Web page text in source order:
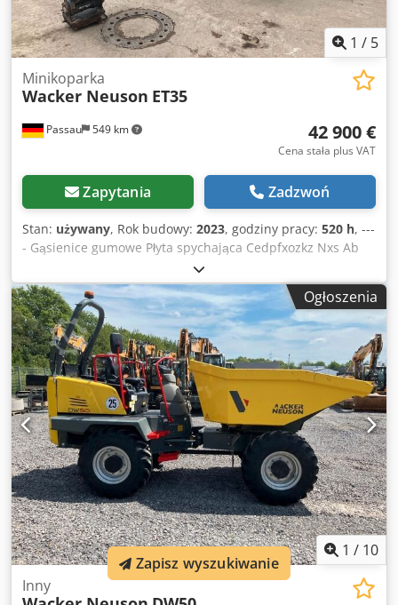
1 / 5
Passau 549 km
Minikoparka
Wacker Neuson ET35
42 900 €
Cena stała plus VAT
Zapytania Zadzwoń
Stan: używany, Rok budowy: 2023, godziny pracy: 520 h, ---
- Gąsienice gumowe Płyta spychająca Cedpfxozkz Nxs Ab
Asha W zestawie: szybkozłącze Powertilt HS03 z zaczepem
Lokalizacja: Norymberga
Ogłoszenia
1 / 10
Inny
Zapisz wyszukiwanie